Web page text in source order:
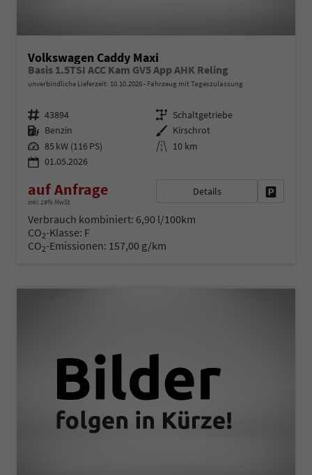
Volkswagen Caddy Maxi
Basis 1.5TSI ACC Kam GV5 App AHK Reling
unverbindliche Lieferzeit: 10.10.2026 Fahrzeug mit Tageszulassung
Fahrzeugnr. 43894 Getriebe Schaltgetriebe
Kraftstoff Benzin Außenfarbe Kirschrot
Leistung 85 kW (116 PS) Kilometerstand 10 km
01.05.2026
auf Anfrage
inkl. 19% MwSt.
Details
Verbrauch kombiniert: 6,90 l/100km
CO2-Klasse: F
CO2-Emissionen: 157,00 g/km